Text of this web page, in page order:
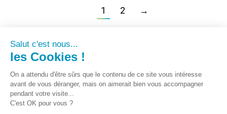
1 2 →
Salut c'est nous...
les Cookies !
On a attendu d'être sûrs que le contenu de ce site vous intéresse
avant de vous déranger, mais on aimerait bien vous accompagner
pendant votre visite...
C'est OK pour vous ?